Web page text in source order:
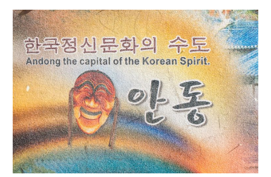
Andong
:
étape
dans
la
capitale
spirituelle
de
Corée
du
sud